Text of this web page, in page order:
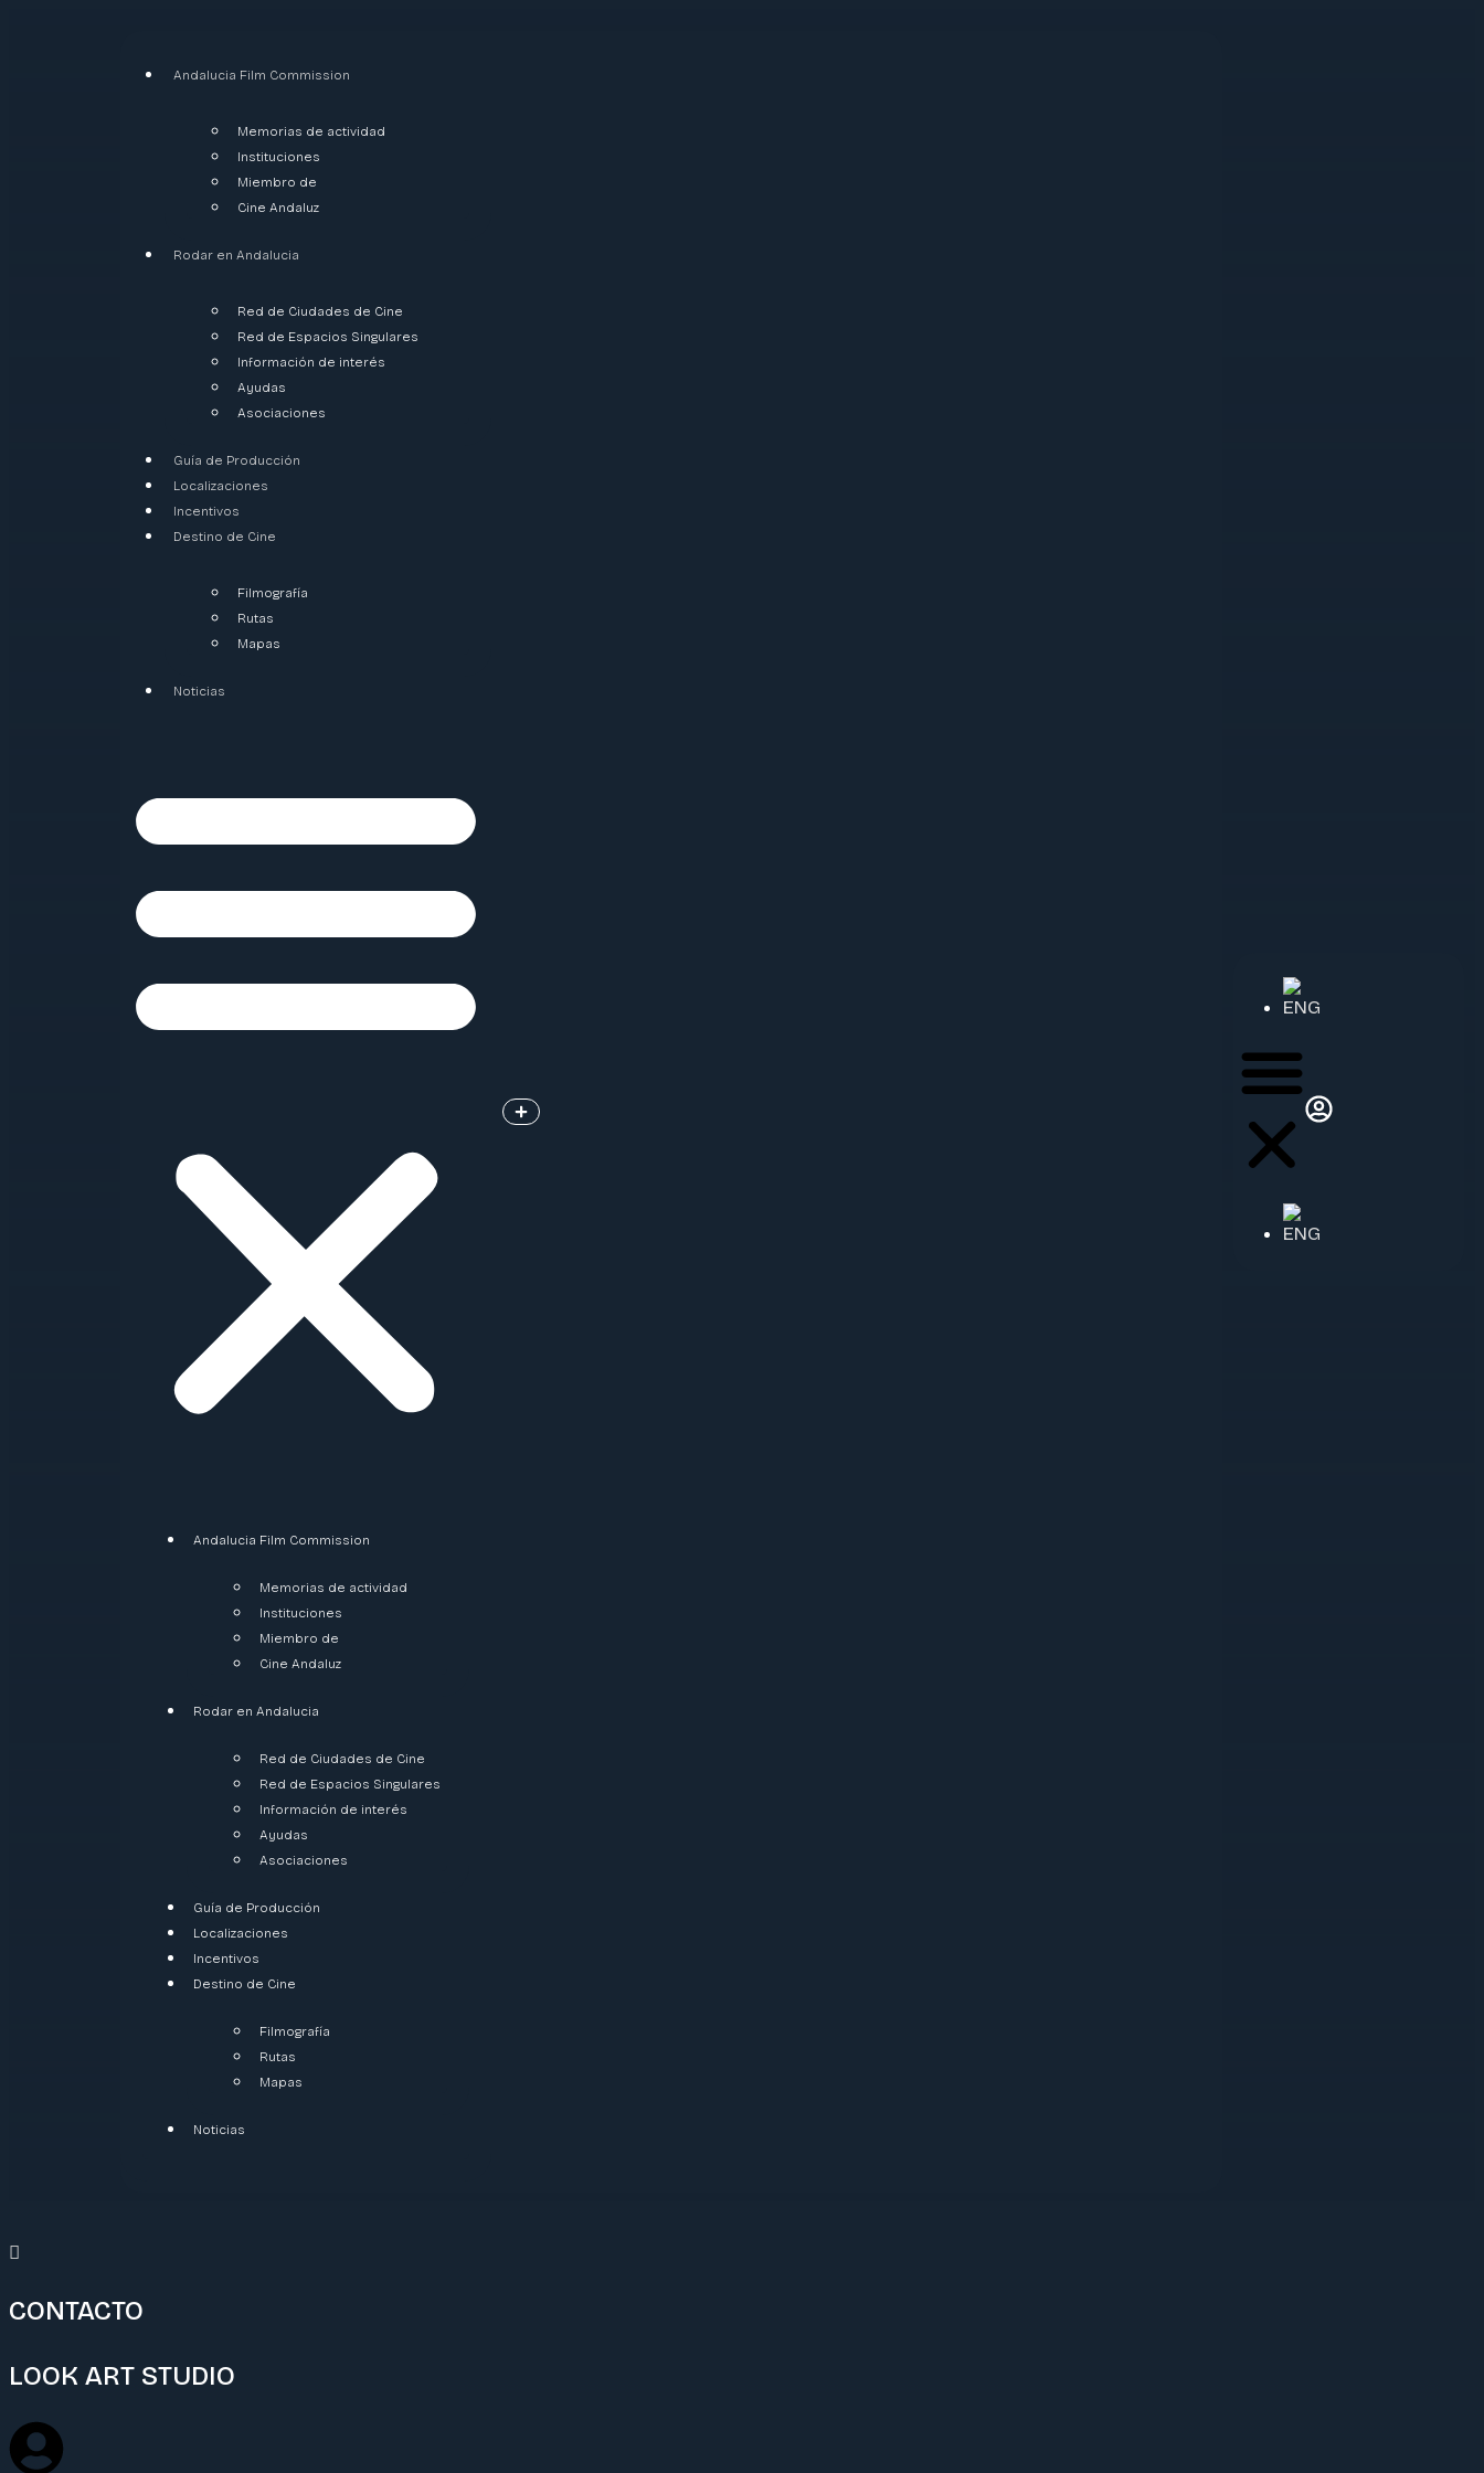
Andalucia Film Commission
Memorias de actividad
Instituciones
Miembro de
Cine Andaluz
Rodar en Andalucia
Red de Ciudades de Cine
Red de Espacios Singulares
Información de interés
Ayudas
Asociaciones
Guía de Producción
Localizaciones
Incentivos
Destino de Cine
Filmografía
Rutas
Mapas
Noticias
Andalucia Film Commission
Memorias de actividad
Instituciones
Miembro de
Cine Andaluz
Rodar en Andalucia
Red de Ciudades de Cine
Red de Espacios Singulares
Información de interés
Ayudas
Asociaciones
Guía de Producción
Localizaciones
Incentivos
Destino de Cine
Filmografía
Rutas
Mapas
Noticias
CONTACTO
LOOK ART STUDIO